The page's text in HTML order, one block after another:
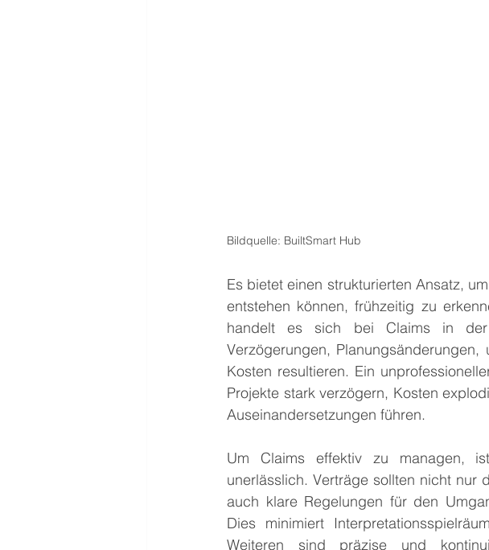
Bildquelle: BuiltSmart Hub
Es bietet einen strukturierten Ansatz,
entstehen können, frühzeitig zu
handelt es sich bei Claims in der
Verzögerungen,
Kosten resultieren. Ein
Projekte stark verzögern, Kosten
Auseinandersetzungen führen.
Um Claims effektiv zu managen,
unerlässlich. Verträge sollten nicht nur
auch klare Regelungen für den
Dies minimiert
Weiteren sind präzise und